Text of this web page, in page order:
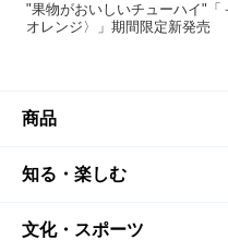
"果物がおいしいチューハイ"「
オレンジ〉」期間限定新発売
商品
商品TOP
商品一覧
知る・楽しむ
知る・楽しむTOP
文化・スポーツ